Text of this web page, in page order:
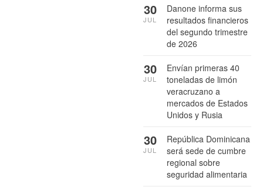
Danone informa sus
resultados financieros
del segundo trimestre
de 2026
30
JUL
Envían primeras 40
toneladas de limón
veracruzano a
mercados de Estados
Unidos y Rusia
30
JUL
República Dominicana
será sede de cumbre
regional sobre
seguridad alimentaria
30
JUL